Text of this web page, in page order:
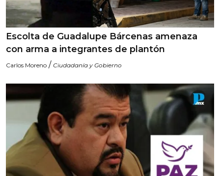
Escolta de Guadalupe Bárcenas amenaza
con arma a integrantes de plantón
Carlos Moreno / Ciudadanía y Gobierno